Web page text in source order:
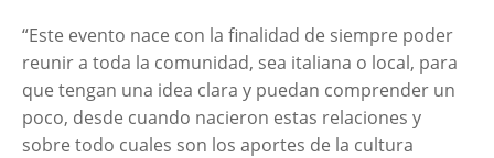
“Este evento nace con la finalidad de siempre poder
reunir a toda la comunidad, sea italiana o local, para
que tengan una idea clara y puedan comprender un
poco, desde cuando nacieron estas relaciones y
sobre todo cuales son los aportes de la cultura